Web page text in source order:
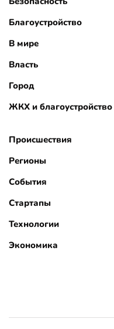
Благоустройство
В мире
Власть
Город
ЖКХ и благоустройство
Происшествия
Регионы
События
Стартапы
Технологии
Экономика